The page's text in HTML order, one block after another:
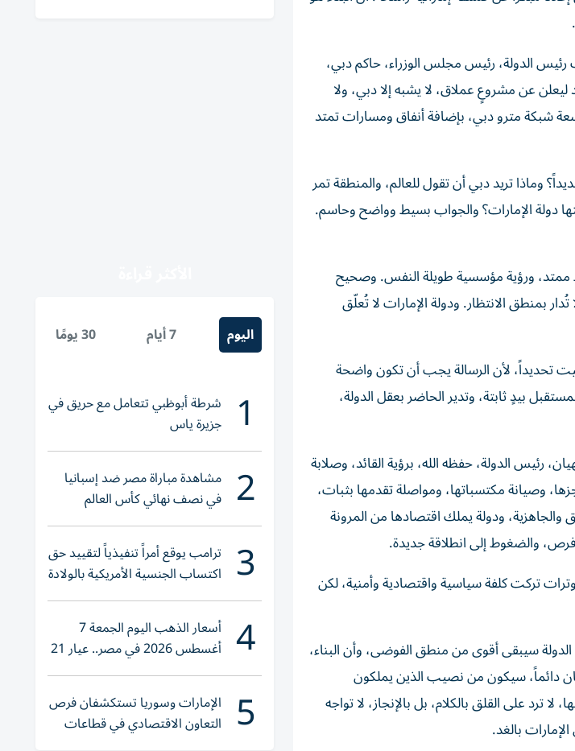
الدولة، رئيس مجلس الوزراء، حاكم دبي،
ليعلن عن مشروعٍ عملاق، لا يشبه إلا دبي، ولا
شبكة مترو دبي، بإضافة أنفاق ومسارات تمتد
وماذا تريد دبي أن تقول للعالم، والمنطقة تمر
دولة الإمارات؟ والجواب بسيط وواضح وحاسم.
ورؤية مؤسسية طويلة النفس. وصحيح
بمنطق الانتظار. ودولة الإمارات لا تُعلّق
تحديداً، لأن الرسالة يجب أن تكون واضحة
بيدٍ ثابتة، وتدير الحاضر بعقل الدولة،
رئيس الدولة، حفظه الله، برؤية القائد، وصلابة
وصيانة مكتسباتها، ومواصلة تقدمها بثبات،
ودولة يملك اقتصادها من المرونة
فرص، والضغوط إلى انطلاقة جديدة.
تركت كلفة سياسية واقتصادية وأمنية، لكن
سيبقى أقوى من منطق الفوضى، وأن البناء،
دائماً، سيكون من نصيب الذين يملكون
على القلق بالكلام، بل بالإنجاز، لا تواجه
بالغد.
اليوم 7 أيام 30 يومًا
1 شرطة أبوظبي تتعامل مع حريق في
جزيرة ياس
2 مشاهدة مباراة مصر ضد إسبانيا
في نصف نهائي كأس العالم
لناشئات اليد 2026
3 ترامب يوقع أمراً تنفيذياً لتقييد حق
اكتساب الجنسية الأمريكية بالولادة
4 أسعار الذهب اليوم الجمعة 7
أغسطس 2026 في مصر.. عيار 21
يقترب من هذا الرقم
5 الإمارات وسوريا تستكشفان فرص
التعاون الاقتصادي في قطاعات